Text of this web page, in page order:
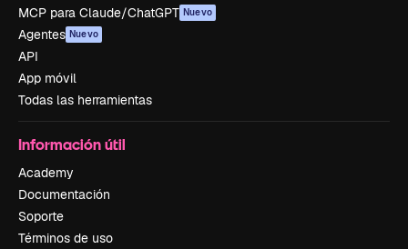
MCP para Claude/ChatGPT Nuevo
Agentes Nuevo
API
App móvil
Todas las herramientas
Información útil
Academy
Documentación
Soporte
Términos de uso